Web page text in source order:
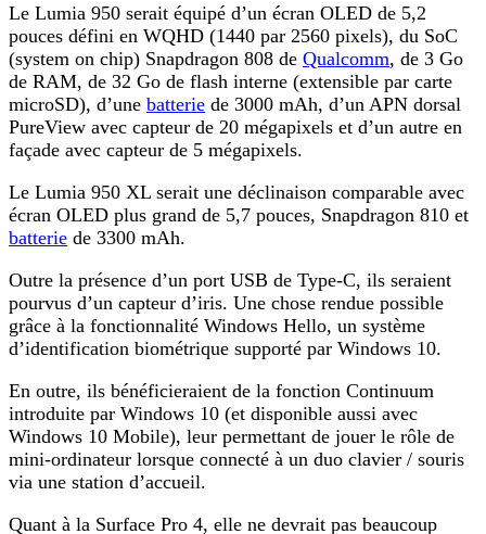
Le Lumia 950 serait équipé d’un écran OLED de 5,2
pouces défini en WQHD (1440 par 2560 pixels), du SoC
(system on chip) Snapdragon 808 de Qualcomm, de 3 Go
de RAM, de 32 Go de flash interne (extensible par carte
microSD), d’une batterie de 3000 mAh, d’un APN dorsal
PureView avec capteur de 20 mégapixels et d’un autre en
façade avec capteur de 5 mégapixels.
Le Lumia 950 XL serait une déclinaison comparable avec
écran OLED plus grand de 5,7 pouces, Snapdragon 810 et
batterie de 3300 mAh.
Outre la présence d’un port USB de Type-C, ils seraient
pourvus d’un capteur d’iris. Une chose rendue possible
grâce à la fonctionnalité Windows Hello, un système
d’identification biométrique supporté par Windows 10.
En outre, ils bénéficieraient de la fonction Continuum
introduite par Windows 10 (et disponible aussi avec
Windows 10 Mobile), leur permettant de jouer le rôle de
mini-ordinateur lorsque connecté à un duo clavier / souris
via une station d’accueil.
Quant à la Surface Pro 4, elle ne devrait pas beaucoup